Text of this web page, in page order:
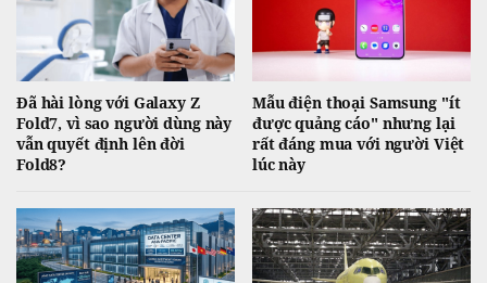
Đã hài lòng với Galaxy Z
Fold7, vì sao người dùng này
vẫn quyết định lên đời
Fold8?
Mẫu điện thoại Samsung "ít
được quảng cáo" nhưng lại
rất đáng mua với người Việt
lúc này